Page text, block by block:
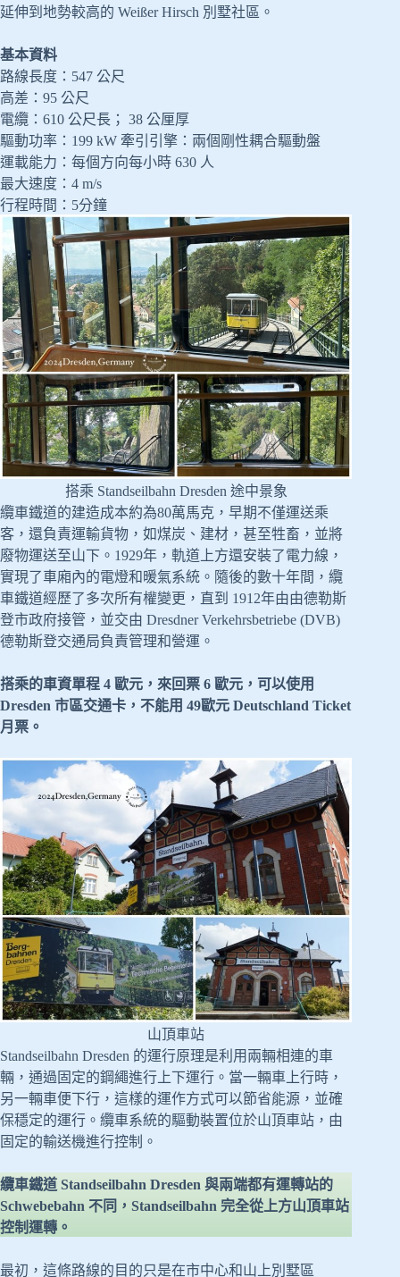
延伸到地勢較高的 Weißer Hirsch 別墅社區。
基本資料
路線長度：547 公尺
高差：95 公尺
電纜：610 公尺長； 38 公厘厚
驅動功率：199 kW 牽引引擎：兩個剛性耦合驅動盤
運載能力：每個方向每小時 630 人
最大速度：4 m/s
行程時間：5分鐘
搭乘 Standseilbahn Dresden 途中景象
纜車鐵道的建造成本約為80萬馬克，早期不僅運送乘
客，還負責運輸貨物，如煤炭、建材，甚至牲畜，並將
廢物運送至山下。1929年，軌道上方還安裝了電力線，
實現了車廂內的電燈和暖氣系統。隨後的數十年間，纜
車鐵道經歷了多次所有權變更，直到 1912年由由德勒斯
登市政府接管，並交由 Dresdner Verkehrsbetriebe (DVB)
德勒斯登交通局負責管理和營運。
搭乘的車資單程 4 歐元，來回票 6 歐元，可以使用
Dresden 市區交通卡，不能用 49歐元 Deutschland Ticket
月票。
山頂車站
Standseilbahn Dresden 的運行原理是利用兩輛相連的車
輛，通過固定的鋼繩進行上下運行。當一輛車上行時，
另一輛車便下行，這樣的運作方式可以節省能源，並確
保穩定的運行。纜車系統的驅動裝置位於山頂車站，由
固定的輸送機進行控制。
纜車鐵道 Standseilbahn Dresden 與兩端都有運轉站的
Schwebebahn 不同，Standseilbahn 完全從上方山頂車站
控制運轉。
最初，這條路線的目的只是在市中心和山上別墅區